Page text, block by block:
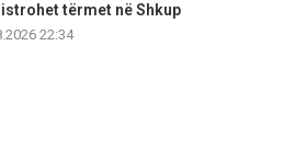
tërmet në Shkup
22:34